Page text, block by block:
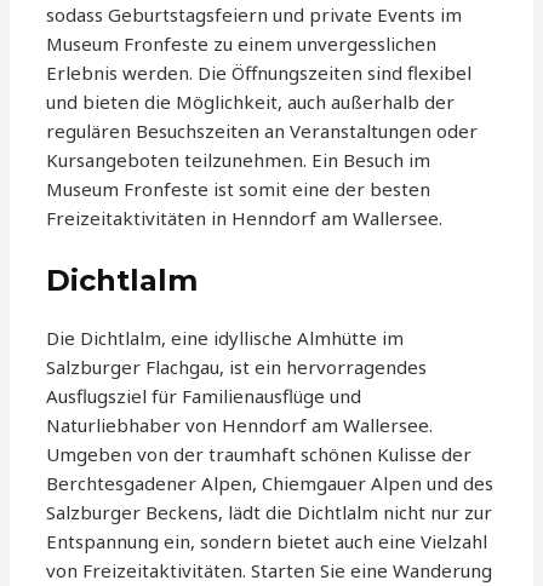
sodass Geburtstagsfeiern und private Events im
Museum Fronfeste zu einem unvergesslichen
Erlebnis werden. Die Öffnungszeiten sind flexibel
und bieten die Möglichkeit, auch außerhalb der
regulären Besuchszeiten an Veranstaltungen oder
Kursangeboten teilzunehmen. Ein Besuch im
Museum Fronfeste ist somit eine der besten
Freizeitaktivitäten in Henndorf am Wallersee.
Dichtlalm
Die Dichtlalm, eine idyllische Almhütte im
Salzburger Flachgau, ist ein hervorragendes
Ausflugsziel für Familienausflüge und
Naturliebhaber von Henndorf am Wallersee.
Umgeben von der traumhaft schönen Kulisse der
Berchtesgadener Alpen, Chiemgauer Alpen und des
Salzburger Beckens, lädt die Dichtlalm nicht nur zur
Entspannung ein, sondern bietet auch eine Vielzahl
von Freizeitaktivitäten. Starten Sie eine Wanderung